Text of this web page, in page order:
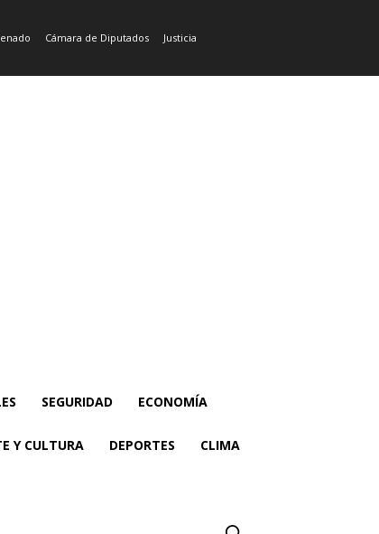
Cámara de Diputados
Justicia
SEGURIDAD ECONOMÍA
Y CULTURA DEPORTES CLIMA